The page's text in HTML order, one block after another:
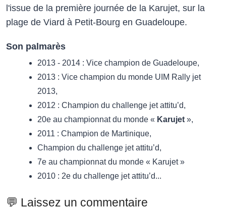
l'issue de la première journée de la Karujet, sur la
plage de Viard à Petit-Bourg en Guadeloupe.
Son palmarès
2013 - 2014 : Vice champion de Guadeloupe,
2013 : Vice champion du monde UIM Rally jet
2013,
2012 : Champion du challenge jet attitu’d,
20e au championnat du monde « Karujet »,
2011 : Champion de Martinique,
Champion du challenge jet attitu’d,
7e au championnat du monde « Karujet »
2010 : 2e du challenge jet attitu’d...
💬 Laissez un commentaire